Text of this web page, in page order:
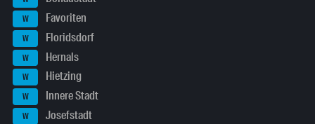
W Favoriten
W Floridsdorf
W Hernals
W Hietzing
W Innere Stadt
W Josefstadt